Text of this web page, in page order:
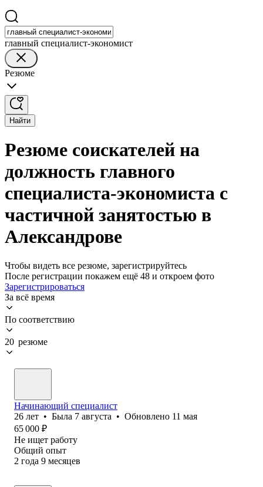
главный специалист-экономист
Резюме
Найти
Резюме соискателей на
должность главного
специалиста-экономиста с
частичной занятостью в
Александрове
Чтобы видеть все резюме, зарегистрируйтесь
После регистрации покажем ещё 48 и откроем фото
Зарегистрироваться
За всё время
По соответствию
20 резюме
Начинающий специалист
26 лет • Была 7 августа • Обновлено 11 мая
65 000 ₽
Не ищет работу
Общий опыт
2 года 9 месяцев